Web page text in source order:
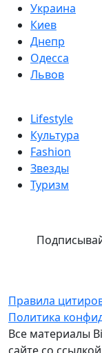
Украина
Киев
Днепр
Одесса
Львов
Lifestyle
Культура
Fashion
Звезды
Туризм
Правила
Политика
Все материалы